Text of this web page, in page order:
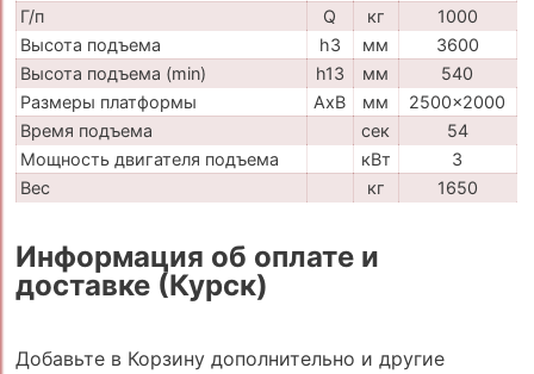
Г/п
Q кг
1000
Высота подъема
h3 мм
3600
Высота подъема (min)
h13 мм
540
Размеры платформы
AxB мм
2500x2000
Время подъема
сек
54
Мощность двигателя подъема
кВт
3
Вес
кг 1650
Информация об оплате и
доставке (Курск)
Добавьте в Корзину дополнительно и другие